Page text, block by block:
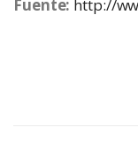
Fuente: http://